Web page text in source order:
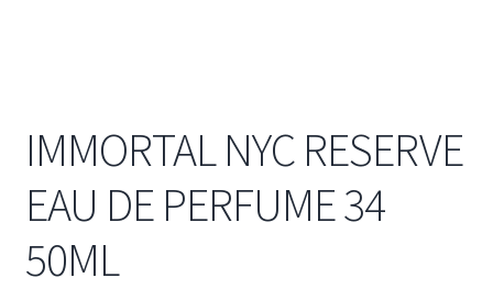
IMMORTAL NYC RESERVE
EAU DE PERFUME 34
50ML